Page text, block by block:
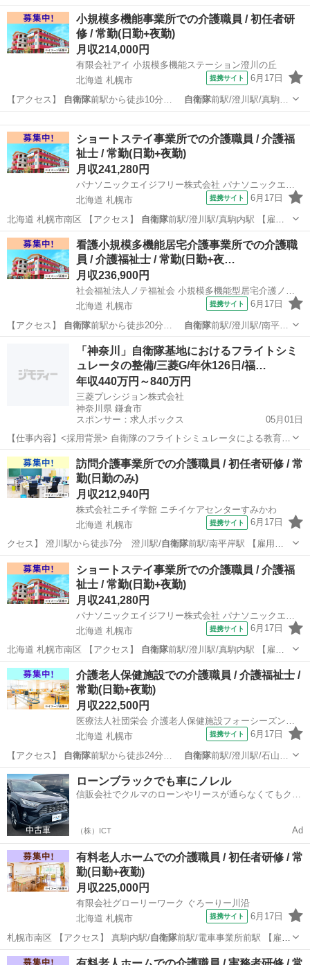
北海道 札幌市 介護福祉士
小規模多機能事業所での介護職員 / 初任者研
修 / 常勤(日勤+夜勤)
月収214,000円
有限会社アイ 小規模多機能ステーション澄川の丘
北海道 札幌市
提携サイト 6月17日
【アクセス】 自衛隊前駅から徒歩10分… 自衛隊前駅/澄川駅/真駒…
ショートステイ事業所での介護職員 / 介護福
祉士 / 常勤(日勤+夜勤)
月収241,280円
パナソニックエイジフリー株式会社 パナソニックエイジフリーケアセンター札幌南
北海道 札幌市
提携サイト 6月17日
北海道 札幌市南区 【アクセス】 自衛隊前駅/澄川駅/真駒内駅 【雇用
形態】…
北海道 札幌市 介護福祉士
看護小規模多機能居宅介護事業所での介護職
員 / 介護福祉士 / 常勤(日勤+夜…
月収236,900円
社会福祉法人ノテ福祉会 小規模多機能型居宅介護ノテ西岡
北海道 札幌市
提携サイト 6月17日
【アクセス】 自衛隊前駅から徒歩20分… 自衛隊前駅/澄川駅/南平…
介護福祉士
「神奈川」自衛隊基地におけるフライトシミ
ュレータの整備/三菱G/年休126日/福…
年収440万円～840万円
三菱プレシジョン株式会社
神奈川県 鎌倉市
スポンサー：求人ボックス
05月01日
【仕事内容】<採用背景> 自衛隊のフライトシミュレータによる教育訓
練の重要性が増しています。それに伴い、全国各地の基地・駐屯地に
おいて新機材の整備、訓練のサポートの事業拡大によるメンテナンス
エンジニアの増員を実施します。 <業務内...
正社員
訪問介護事業所での介護職員 / 初任者研修 / 常
勤(日勤のみ)
月収212,940円
株式会社ニチイ学館 ニチイケアセンターすみかわ
北海道 札幌市
提携サイト 6月17日
クセス】 澄川駅から徒歩7分 澄川駅/自衛隊前駅/南平岸駅 【雇用形
態】常勤(日…
北海道 札幌市 介護福祉士
ショートステイ事業所での介護職員 / 介護福
祉士 / 常勤(日勤+夜勤)
月収241,280円
北海道 札幌市
提携サイト 6月17日
北海道 札幌市南区 【アクセス】 自衛隊前駅/澄川駅/真駒内駅 【雇用
形態】…
北海道 札幌市 介護福祉士
介護老人保健施設での介護職員 / 介護福祉士 /
常勤(日勤+夜勤)
月収222,500円
医療法人社団栄会 介護老人保健施設フォーシーズン南34条
北海道 札幌市
提携サイト 6月17日
【アクセス】 自衛隊前駅から徒歩24分… 自衛隊前駅/澄川駅/石山…
北海道 札幌市 介護福祉士
ローンブラックでも車にノレル
信販会社でクルマのローンやリースが通らなくてもクル
（株）ICT Ad
有料老人ホームでの介護職員 / 初任者研修 / 常
勤(日勤+夜勤)
月収225,000円
有限会社グローリーワーク ぐろーりー川沿
北海道 札幌市
提携サイト 6月17日
札幌市南区 【アクセス】 真駒内駅/自衛隊前駅/電車事業所前駅 【雇用
形態】常…
北海道 札幌市 介護福祉士